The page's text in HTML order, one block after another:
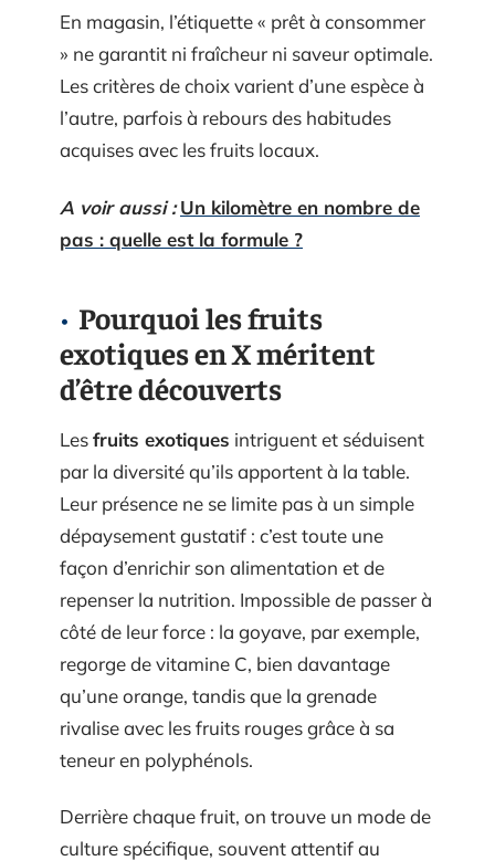
En magasin, l’étiquette « prêt à consommer
» ne garantit ni fraîcheur ni saveur optimale.
Les critères de choix varient d’une espèce à
l’autre, parfois à rebours des habitudes
acquises avec les fruits locaux.
A voir aussi : Un kilomètre en nombre de
pas : quelle est la formule ?
Pourquoi les fruits
exotiques en X méritent
d’être découverts
Lesfruits exotiques intriguent et séduisent
par la diversité qu’ils apportent à la table.
Leur présence ne se limite pas à un simple
dépaysement gustatif : c’est toute une
façon d’enrichir son alimentation et de
repenser la nutrition. Impossible de passer à
côté de leur force : la goyave, par exemple,
regorge de vitamine C, bien davantage
qu’une orange, tandis que la grenade
rivalise avec les fruits rouges grâce à sa
teneur en polyphénols.
Derrière chaque fruit, on trouve un mode de
culture spécifique, souvent attentif au